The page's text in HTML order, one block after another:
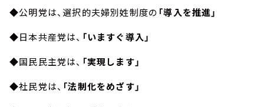
◆公明党は、選択的夫婦別姓制度の 「導入を推進」
◆日本共産党は、 「いますぐ導入」
◆国民民主党は、 「実現します」
◆社民党は、 「法制化をめざす」